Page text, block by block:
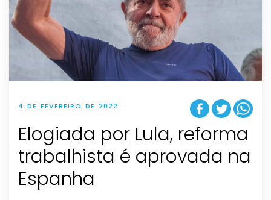
4 DE FEVEREIRO DE 2022
Elogiada por Lula, reforma
trabalhista é aprovada na
Espanha